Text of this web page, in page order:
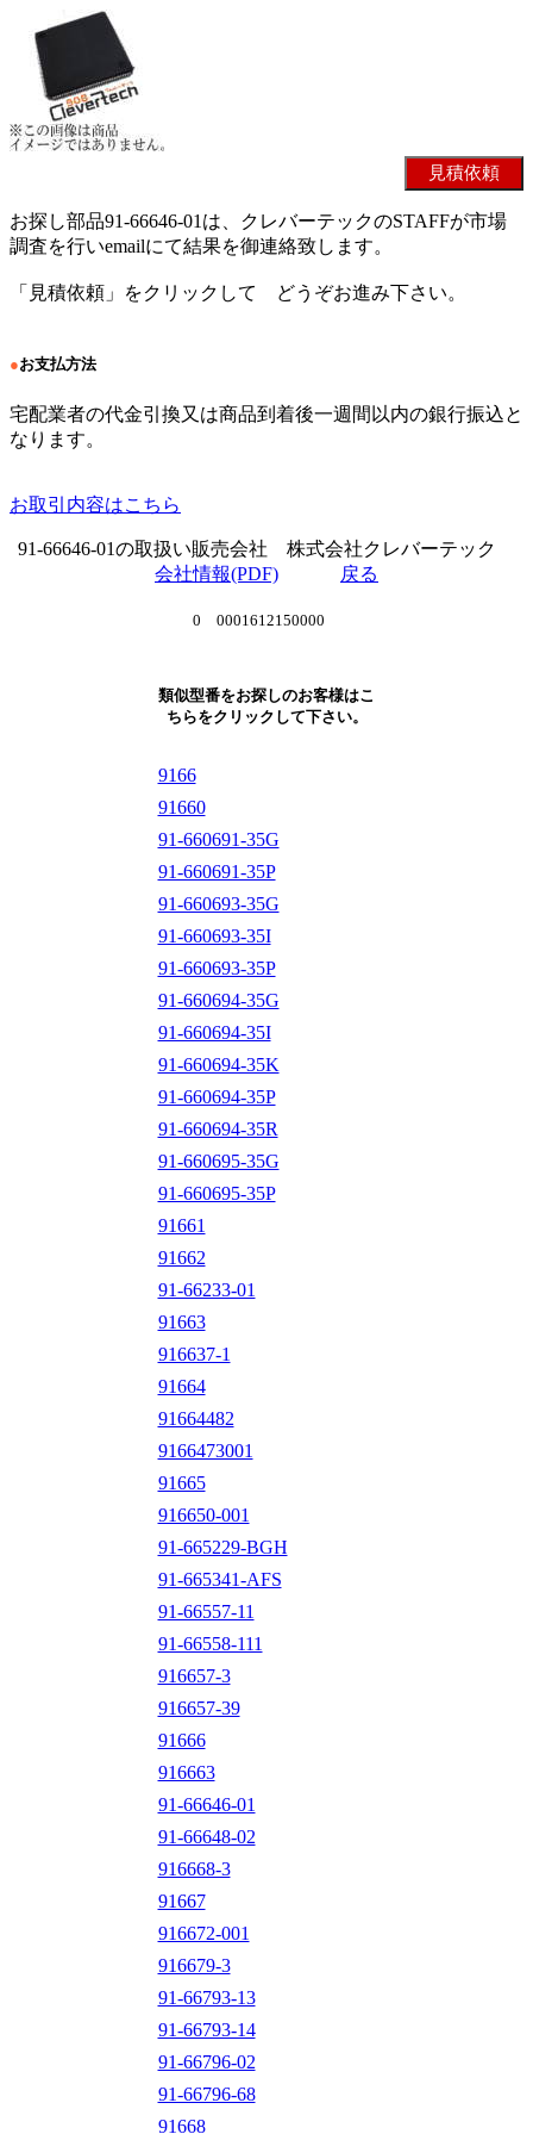
お探し部品91-66646-01は、クレバーテックのSTAFFが市場
調査を行いemailにて結果を御連絡致します。
「見積依頼」をクリックして どうぞお進み下さい。
●お支払方法
宅配業者の代金引換又は商品到着後一週間以内の銀行振込と
なります。
お取引内容はこちら
91-66646-01の取扱い販売会社 株式会社クレバーテック
会社情報(PDF)
戻る
0 0001612150000
類似型番をお探しのお客様はこ
ちらをクリックして下さい。
9166
91660
91-660691-35G
91-660691-35P
91-660693-35G
91-660693-35I
91-660693-35P
91-660694-35G
91-660694-35I
91-660694-35K
91-660694-35P
91-660694-35R
91-660695-35G
91-660695-35P
91661
91662
91-66233-01
91663
916637-1
91664
91664482
9166473001
91665
916650-001
91-665229-BGH
91-665341-AFS
91-66557-11
91-66558-111
916657-3
916657-39
91666
916663
91-66646-01
91-66648-02
916668-3
91667
916672-001
916679-3
91-66793-13
91-66793-14
91-66796-02
91-66796-68
91668